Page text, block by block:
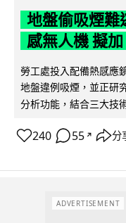
地盤偷吸煙難
感無人機 擬
勞工處投入配備熱感應
地盤違例吸煙，並正研
分析功能，結合三大技
240 55 ↗ 分
ADVERTISEMENT